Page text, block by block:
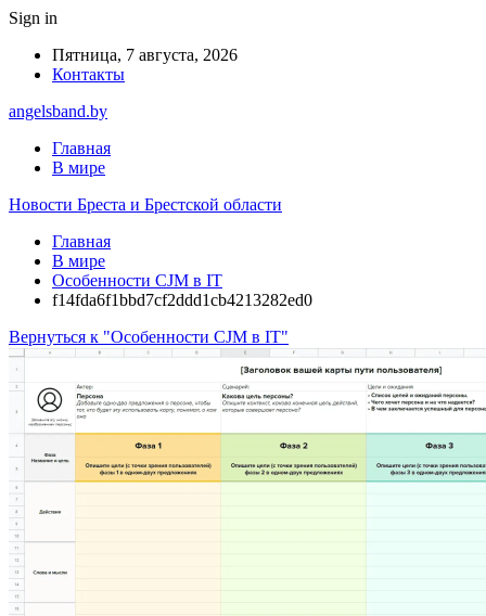
Sign in
Пятница, 7 августа, 2026
Контакты
angelsband.by
Главная
В мире
Новости Бреста и Брестской области
Главная
В мире
Особенности CJM в IT
f14fda6f1bbd7cf2ddd1cb4213282ed0
Вернуться к "Особенности CJM в IT"